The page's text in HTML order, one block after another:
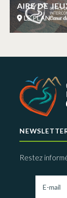
AIRE DE
LE PLAN
Restez